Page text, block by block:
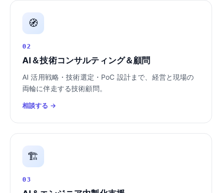
🧭
02
AI＆技術コンサルティング＆顧問
AI 活用戦略・技術選定・PoC 設計まで、経営と現場の
両輪に伴走する技術顧問。
相談する →
🏗️
03